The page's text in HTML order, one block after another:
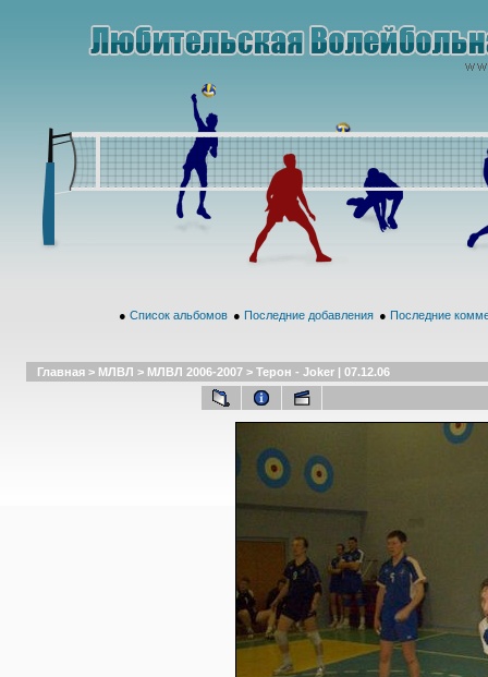
● Список альбомов ● Последние добавления ● Последние
Главная > МЛВЛ > МЛВЛ 2006-2007 > Терон - Joker | 07.12.06